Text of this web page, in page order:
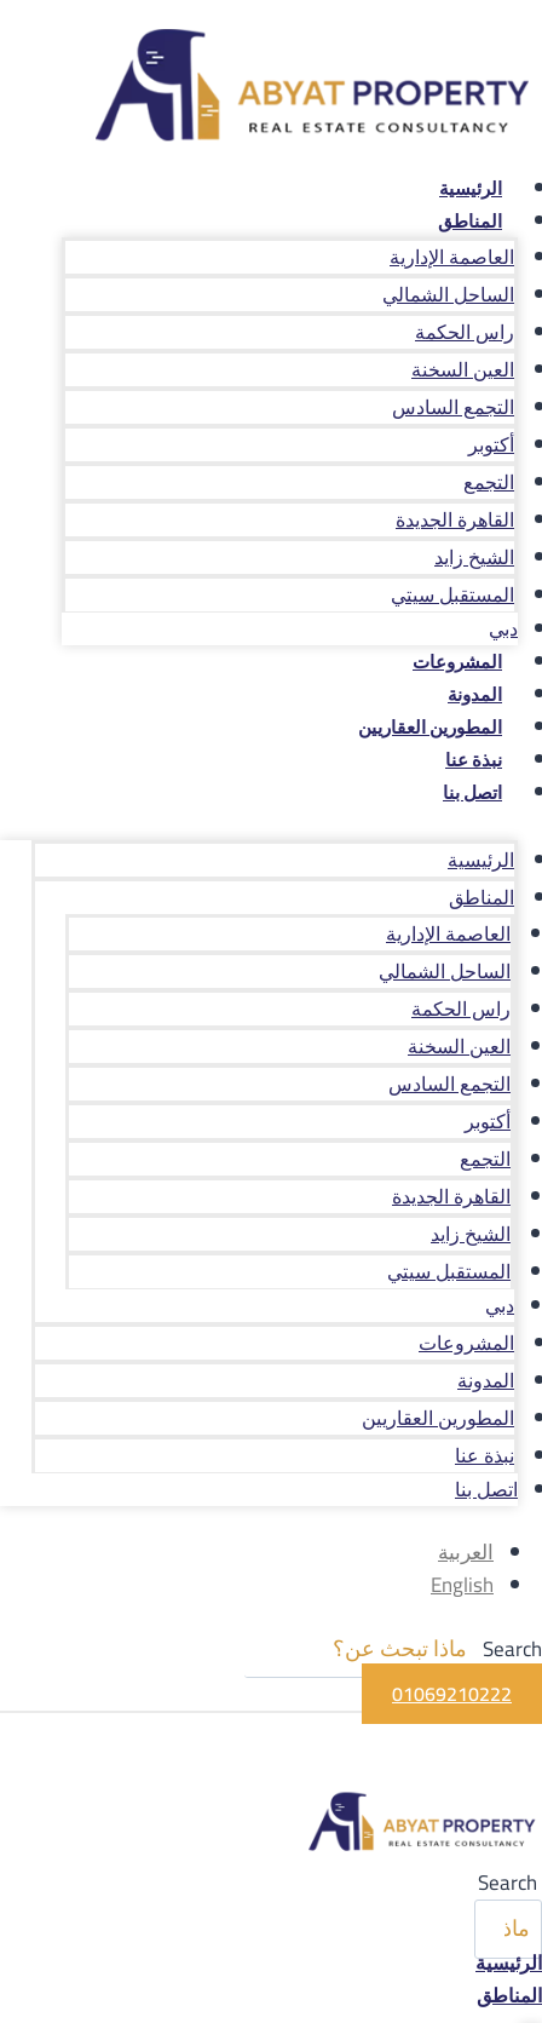
المحتوى
الرئيسية
المناطق
العاصمة الإدارية
الساحل الشمالي
راس الحكمة
العين السخنة
التجمع السادس
أكتوبر
التجمع
القاهرة الجديدة
الشيخ زايد
المستقبل سيتي
دبي
المشروعات
المدونة
المطورين العقاريين
نبذة عنا
اتصل بنا
الرئيسية
المناطق
العاصمة الإدارية
الساحل الشمالي
راس الحكمة
العين السخنة
التجمع السادس
أكتوبر
التجمع
القاهرة الجديدة
الشيخ زايد
المستقبل سيتي
دبي
المشروعات
المدونة
المطورين العقاريين
نبذة عنا
اتصل بنا
العربية
English
Search
01069210222
Search
الرئيسية
المناطق